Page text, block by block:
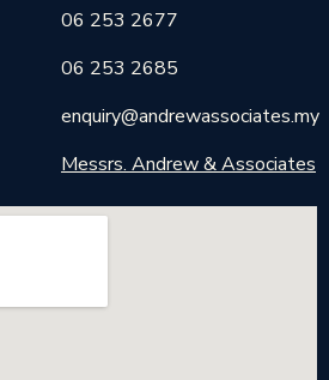
06 253 2677
06 253 2685
enquiry@andrewassociates.my
Messrs. Andrew & Associates